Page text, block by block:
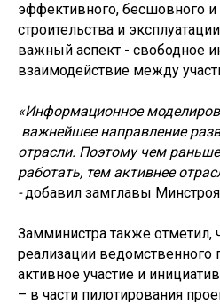
эффективного, бесшовного и
строительства и
важный аспект - свободное
взаимодействие между
«Информационное
важнейшее направление
отрасли. Поэтому чем
работать, тем активнее
-добавил замглавы
​Замминистра также отметил,
реализации ведомственного
активное участие и
– в части пилотирования